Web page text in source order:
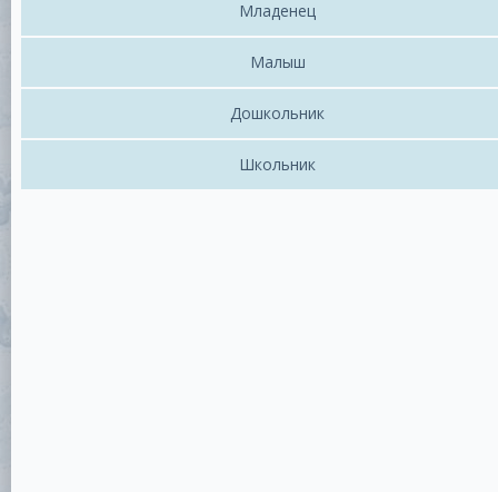
Младенец
Малыш
Дошкольник
Школьник